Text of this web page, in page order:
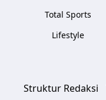
Total Sports
Lifestyle
Struktur Redaksi